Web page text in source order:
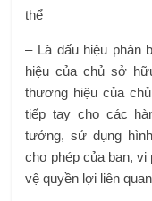
thể
– Là dấu hiệu phân
hiệu của chủ sở
thương hiệu của
tiếp tay cho các
tưởng, sử dụng
cho phép của bạn, vi
vệ quyền lợi liên